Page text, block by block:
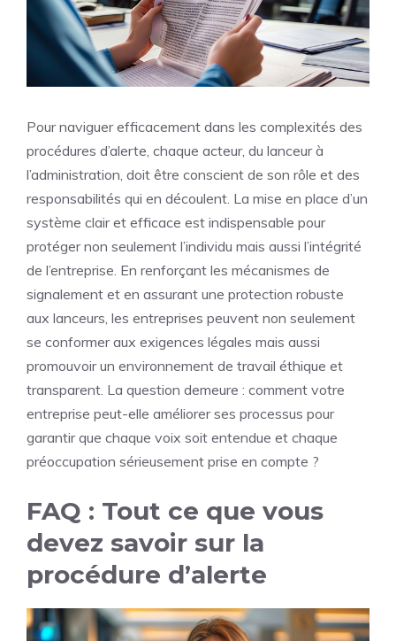
Pour naviguer efficacement dans les complexités des
procédures d’alerte, chaque acteur, du lanceur à
l’administration, doit être conscient de son rôle et des
responsabilités qui en découlent. La mise en place d’un
système clair et efficace est indispensable pour
protéger non seulement l’individu mais aussi l’intégrité
de l’entreprise. En renforçant les mécanismes de
signalement et en assurant une protection robuste
aux lanceurs, les entreprises peuvent non seulement
se conformer aux exigences légales mais aussi
promouvoir un environnement de travail éthique et
transparent. La question demeure : comment votre
entreprise peut-elle améliorer ses processus pour
garantir que chaque voix soit entendue et chaque
préoccupation sérieusement prise en compte ?
FAQ : Tout ce que vous
devez savoir sur la
procédure d’alerte